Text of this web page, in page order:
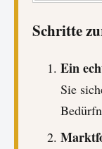
Schritte
Ein
Sie